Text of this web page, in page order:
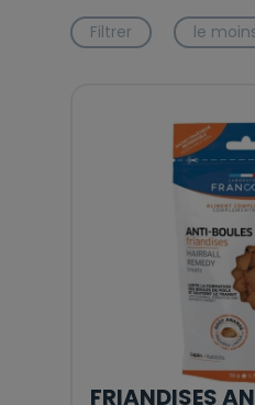
Filtrer le
FRIANDISES